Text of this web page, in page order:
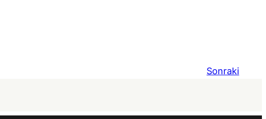
Sonraki